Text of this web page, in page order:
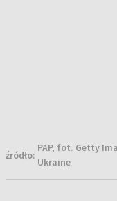
źródło:
PAP, fot. Getty
Ukraine